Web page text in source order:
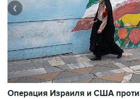
Операция Израиля и США
❮